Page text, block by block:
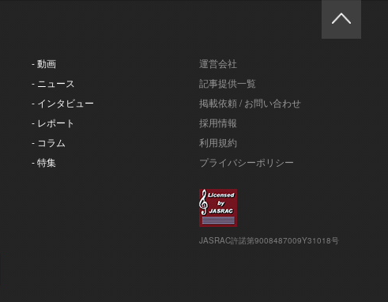
- 動画
- ニュース
- インタビュー
- レポート
- コラム
- 特集
運営会社
記事提供一覧
掲載依頼 / お問い合わせ
採用情報
利用規約
プライバシーポリシー
JASRAC許諾第9008487009Y31018号